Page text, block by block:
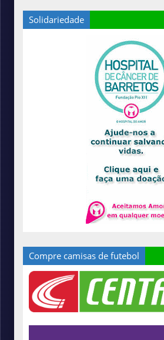
Solidariedade
Compre camisas de futebol